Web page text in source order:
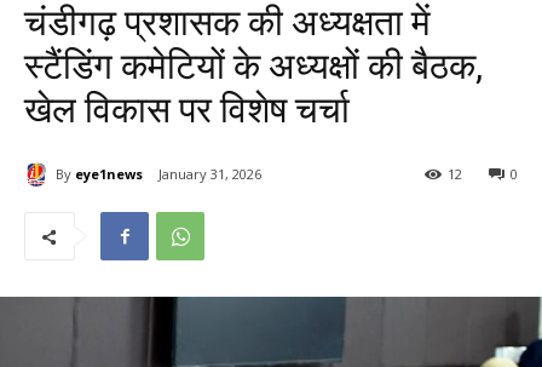
चंडीगढ़ प्रशासक की अध्यक्षता में
स्टैंडिंग कमेटियों के अध्यक्षों की बैठक,
खेल विकास पर विशेष चर्चा
By eye1news January 31, 2026 0
12